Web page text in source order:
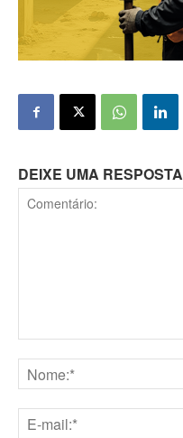
DEIXE UMA RESPOSTA